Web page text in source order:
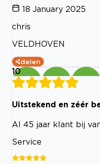
18 January 2025
chris
VELDHOVEN
delen
10
Uitstekend en zéér
Al 45 jaar klant bij
Service